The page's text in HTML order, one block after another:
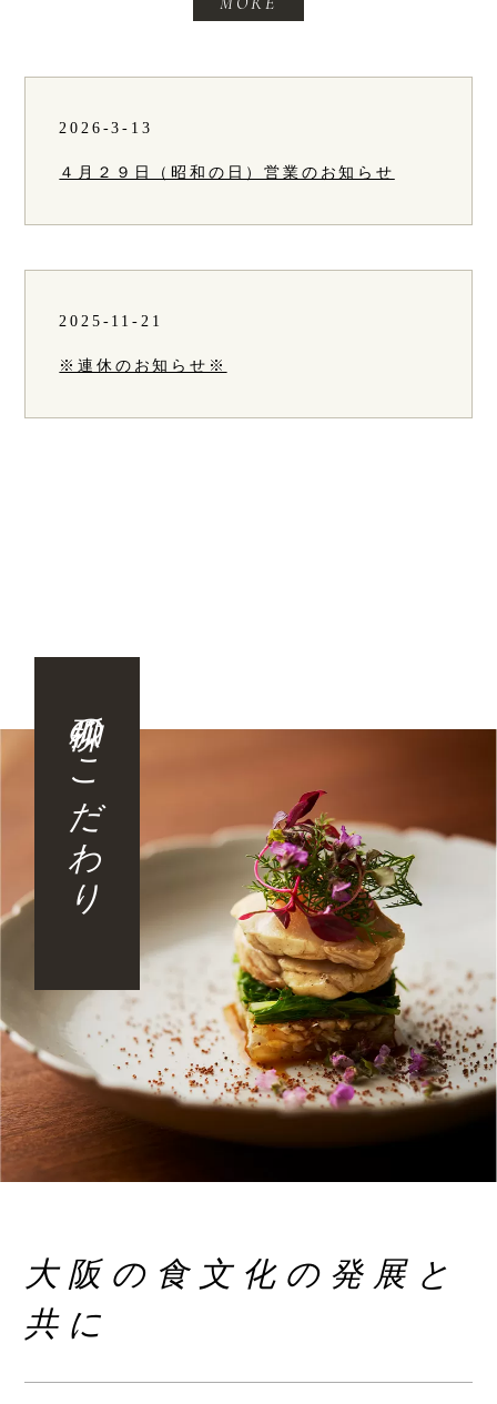
2026-3-13
４月２９日（昭和の日）営業のお知らせ
2025-11-21
※連休のお知らせ※
弧柳のこだわり
大阪の食文化の発展と
共に